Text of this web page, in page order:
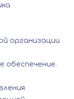
организации
обеспечение.